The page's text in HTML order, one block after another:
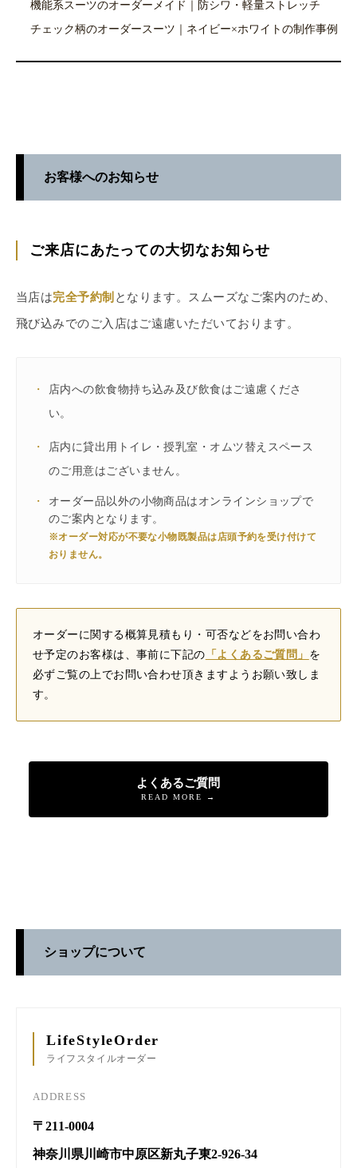
機能系スーツのオーダーメイド｜防シワ・軽量ストレッチ
チェック柄のオーダースーツ｜ネイビー×ホワイトの制作事例
お客様へのお知らせ
ご来店にあたっての大切なお知らせ
当店は完全予約制 となります。スムーズなご案内のため、
飛び込みでのご入店はご遠慮いただいております。
・
店内への飲食物持ち込み及び飲食はご遠慮くださ
い。
・
店内に貸出用トイレ・授乳室・オムツ替えスペース
のご用意はございません。
・
オーダー品以外の小物商品はオンラインショップで
のご案内となります。
※オーダー対応が不要な小物既製品は店頭予約を受け付けて
おりません。
オーダーに関する概算見積もり・可否などをお問い合わ
せ予定のお客様は、事前に下記の 「よくあるご質問」 を
必ずご覧の上でお問い合わせ頂きますようお願い致しま
す。
よくあるご質問
READ MORE →
ショップについて
LifeStyleOrder
ライフスタイルオーダー
ADDRESS
〒211-0004
神奈川県川崎市中原区新丸子東2-926-34